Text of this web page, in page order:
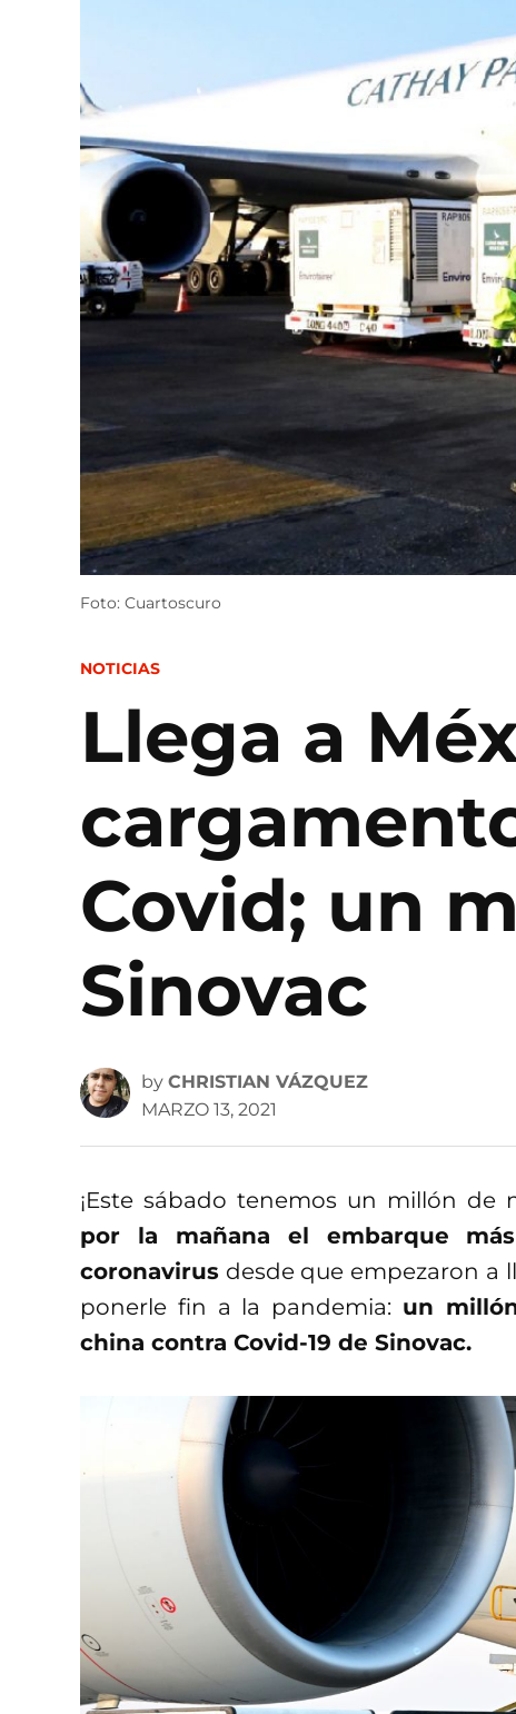
Foto: Cuartoscuro
POSTED
NOTICIAS
Llega a
Covid; un
Sinovac
by CHRISTIAN VÁZQUEZ
MARZO 13, 2021
¡Este sábado tenemos un millón de
por la mañana el embarque
coronavirus desde que empezaron a
ponerle fin a la pandemia: un
china contra Covid-19 de Sinovac.